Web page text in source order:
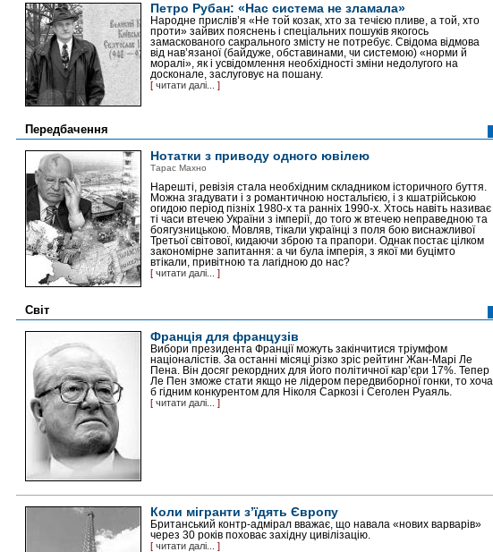
Петро Рубан: «Нас система не зламала»
Народне прислів’я «Не той козак, хто за течією пливе, а той, хто
проти» зайвих пояснень і спеціальних пошуків якогось
замаскованого сакрального змісту не потребує. Свідома відмова
від нав’язаної (байдуже, обставинами, чи системою) «норми й
моралі», як і усвідомлення необхідності зміни недолугого на
досконале, заслуговує на пошану.
[ читати далі... ]
Передбачення
Нотатки з приводу одного ювілею
Тарас Махно
Нарешті, ревізія стала необхідним складником історичного буття.
Можна згадувати і з романтичною ностальгією, і з кшатрійською
огидою період пізніх 1980-х та ранніх 1990-х. Хтось навіть називає
ті часи втечею України з імперії, до того ж втечею неправедною та
боягузницькою. Мовляв, тікали українці з поля бою виснажливої
Третьої світової, кидаючи зброю та прапори. Однак постає цілком
закономірне запитання: а чи була імперія, з якої ми буцімто
втікали, привітною та лагідною до нас?
[ читати далі... ]
Світ
Франція для французів
Вибори президента Франції можуть закінчитися тріумфом
націоналістів. За останні місяці різко зріс рейтинг Жан-Марі Ле
Пена. Він досяг рекордних для його політичної кар’є­ри 17%. Тепер
Ле Пен зможе стати якщо не лідером передвиборної гонки, то хоча
б гідним конкурентом для Ніколя Саркозі і Сеголен Руаяль.
[ читати далі... ]
Коли мігранти з’їдять Європу
Британський контр-адмірал вважає, що навала «нових варварів»
через 30 років поховає західну цивілізацію.
[ читати далі... ]